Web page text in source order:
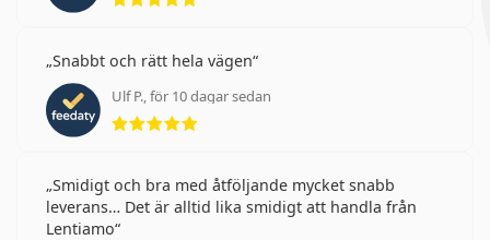
Snabbt och rätt hela vägen
Ulf P., för 10 dagar sedan
Betyg 5 av 5
Smidigt och bra med åtföljande mycket snabb
leverans… Det är alltid lika smidigt att handla från
Lentiamo